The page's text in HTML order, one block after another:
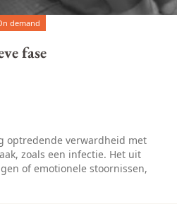
demand
fase
optredende verwardheid met
zoals een infectie. Het uit
of emotionele stoornissen,
verdriet. Ook kan een patiënt